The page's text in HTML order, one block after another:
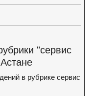
"сервис
в рубрике сервис